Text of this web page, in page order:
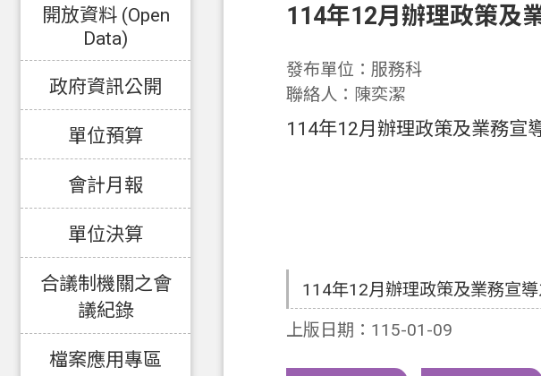
開放資料 (Open
Data)
政府資訊公開
單位預算
會計月報
單位決算
合議制機關之會
議紀錄
檔案應用專區
114年12月辦理政策及
發布單位：服務科
聯絡人：陳奕潔
114年12月辦理政策及業務宣
114年12月辦理政策及業務宣
上版日期：115-01-09